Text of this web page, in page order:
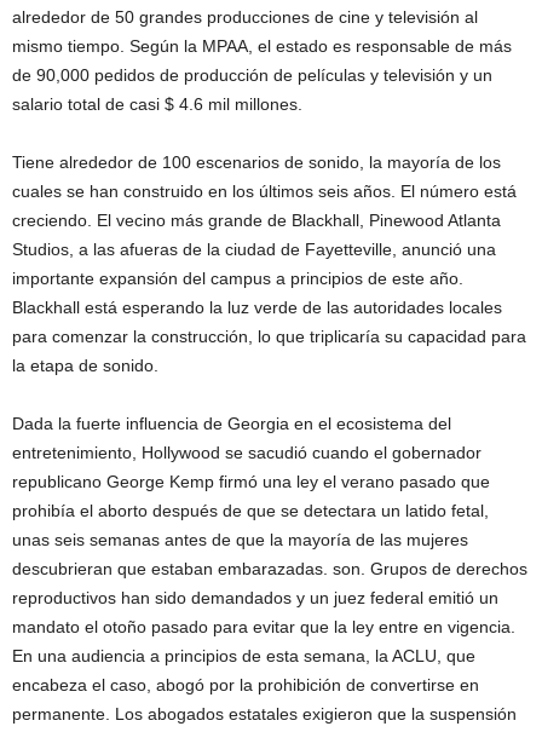
alrededor de 50 grandes producciones de cine y televisión al
mismo tiempo. Según la MPAA, el estado es responsable de más
de 90,000 pedidos de producción de películas y televisión y un
salario total de casi $ 4.6 mil millones.
Tiene alrededor de 100 escenarios de sonido, la mayoría de los
cuales se han construido en los últimos seis años. El número está
creciendo. El vecino más grande de Blackhall, Pinewood Atlanta
Studios, a las afueras de la ciudad de Fayetteville, anunció una
importante expansión del campus a principios de este año.
Blackhall está esperando la luz verde de las autoridades locales
para comenzar la construcción, lo que triplicaría su capacidad para
la etapa de sonido.
Dada la fuerte influencia de Georgia en el ecosistema del
entretenimiento, Hollywood se sacudió cuando el gobernador
republicano George Kemp firmó una ley el verano pasado que
prohibía el aborto después de que se detectara un latido fetal,
unas seis semanas antes de que la mayoría de las mujeres
descubrieran que estaban embarazadas. son. Grupos de derechos
reproductivos han sido demandados y un juez federal emitió un
mandato el otoño pasado para evitar que la ley entre en vigencia.
En una audiencia a principios de esta semana, la ACLU, que
encabeza el caso, abogó por la prohibición de convertirse en
permanente. Los abogados estatales exigieron que la suspensión